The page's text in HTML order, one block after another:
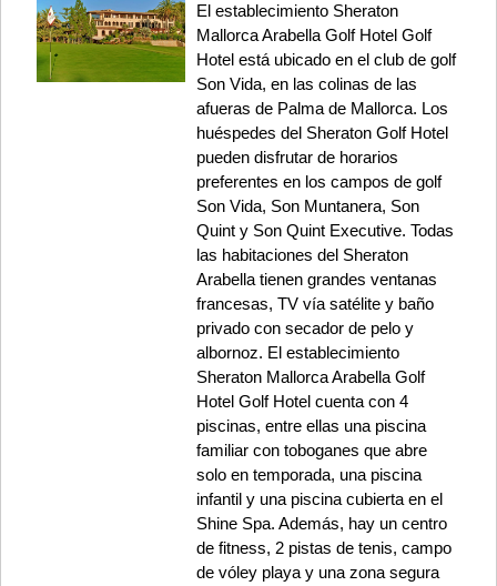
El establecimiento Sheraton
Mallorca Arabella Golf Hotel Golf
Hotel está ubicado en el club de golf
Son Vida, en las colinas de las
afueras de Palma de Mallorca. Los
huéspedes del Sheraton Golf Hotel
pueden disfrutar de horarios
preferentes en los campos de golf
Son Vida, Son Muntanera, Son
Quint y Son Quint Executive. Todas
las habitaciones del Sheraton
Arabella tienen grandes ventanas
francesas, TV vía satélite y baño
privado con secador de pelo y
albornoz. El establecimiento
Sheraton Mallorca Arabella Golf
Hotel Golf Hotel cuenta con 4
piscinas, entre ellas una piscina
familiar con toboganes que abre
solo en temporada, una piscina
infantil y una piscina cubierta en el
Shine Spa. Además, hay un centro
de fitness, 2 pistas de tenis, campo
de vóley playa y una zona segura